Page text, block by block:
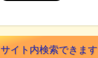
サイト内検索できます